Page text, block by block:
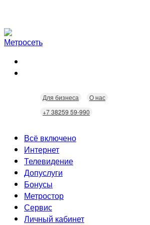
Для бизнеса
О нас
+7 38259 59-990
Всё включено
Интернет
Скорость
Безопасность
Wi-Fi
Технологии
Телевидение
Кабельное ТВ
Интерактивное ТВ
Допуслуги
Видеонаблюдение
Городские камеры
Домофония
Бонусы
Статусы
Бонусы
Скидки
Метростор
Сервис
Неисправности
Личный кабинет